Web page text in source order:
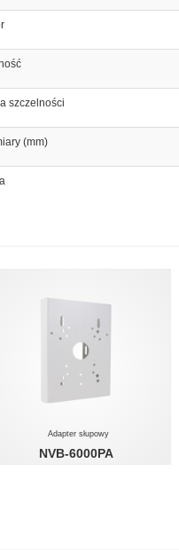
szczelności
(mm)
Adapter słupowy
NVB-6000PA